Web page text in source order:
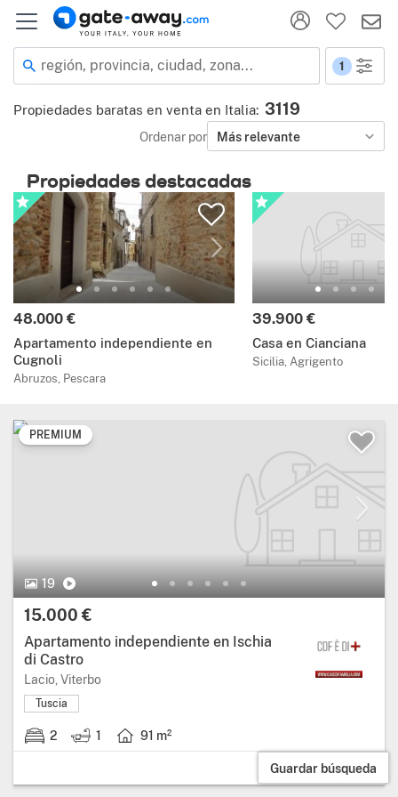
región, provincia, ciudad, zona... 1
Propiedades baratas en venta en Italia: 3119
Ordenar por Más relevante
Propiedades destacadas
48.000 €
Apartamento independiente en
Cugnoli
Abruzos, Pescara
39.900 €
Casa en Cianciana
Sicilia, Agrigento
PREMIUM
19
15.000 €
Apartamento independiente en Ischia
di Castro
Lacio, Viterbo
Tuscia
2 1 91 m²
Guardar búsqueda